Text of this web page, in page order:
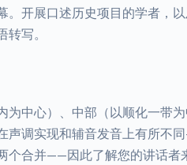
。开展口述历史项目的学者，
写。
为中心）、中部（以顺化一带
声调实现和辅音发音上有所不
个合并——因此了解您的讲话者